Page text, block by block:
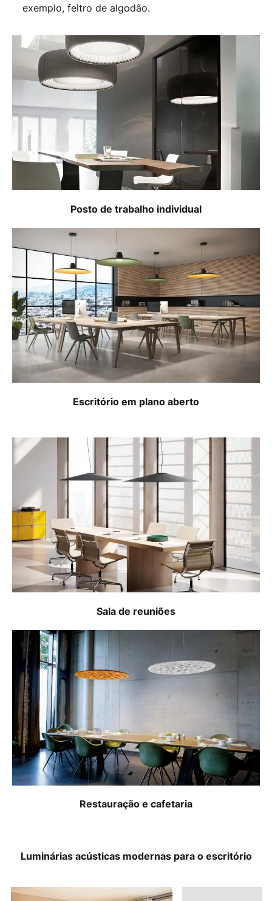
exemplo, feltro de algodão.
Posto de trabalho individual
Escritório em plano aberto
Sala de reuniões
Restauração e cafetaria
Luminárias acústicas modernas para o escritório